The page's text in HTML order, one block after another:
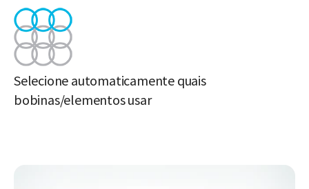
Selecione automaticamente quais
bobinas/elementos usar